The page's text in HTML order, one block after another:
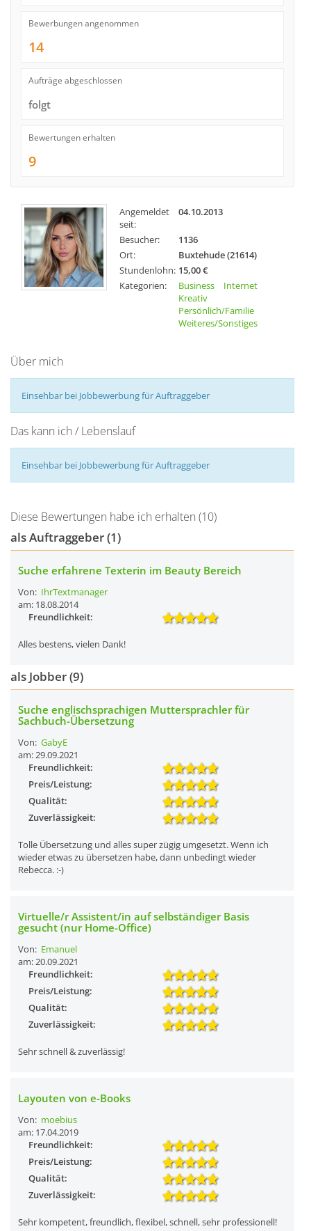
Bewerbungen angenommen
14
Aufträge abgeschlossen
folgt
Bewertungen erhalten
9
Angemeldet
seit:
04.10.2013
Besucher:
1136
Ort:
Buxtehude (21614)
Stundenlohn: 15,00 €
Kategorien:
Business
Internet
Kreativ
Persönlich/Familie
Weiteres/Sonstiges
Über mich
Einsehbar bei Jobbewerbung für Auftraggeber
Das kann ich / Lebenslauf
Einsehbar bei Jobbewerbung für Auftraggeber
Diese Bewertungen habe ich erhalten (10)
als Auftraggeber (1)
Suche erfahrene Texterin im Beauty Bereich
Von: IhrTextmanager
am: 18.08.2014
Freundlichkeit:
Alles bestens, vielen Dank!
als Jobber (9)
Suche englischsprachigen Muttersprachler für
Sachbuch-Übersetzung
Von: GabyE
am: 29.09.2021
Freundlichkeit:
Preis/Leistung:
Qualität:
Zuverlässigkeit:
Tolle Übersetzung und alles super zügig umgesetzt. Wenn ich
wieder etwas zu übersetzen habe, dann unbedingt wieder
Rebecca. :-)
Virtuelle/r Assistent/in auf selbständiger Basis
gesucht (nur Home-Office)
Von: Emanuel
am: 20.09.2021
Freundlichkeit:
Preis/Leistung:
Qualität:
Zuverlässigkeit:
Sehr schnell & zuverlässig!
Layouten von e-Books
Von: moebius
am: 17.04.2019
Freundlichkeit:
Preis/Leistung:
Qualität:
Zuverlässigkeit:
Sehr kompetent, freundlich, flexibel, schnell, sehr professionell!